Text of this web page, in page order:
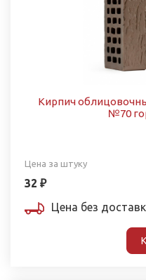
Кирпич
№70
Цена за штуку
32 ₽
Цена без